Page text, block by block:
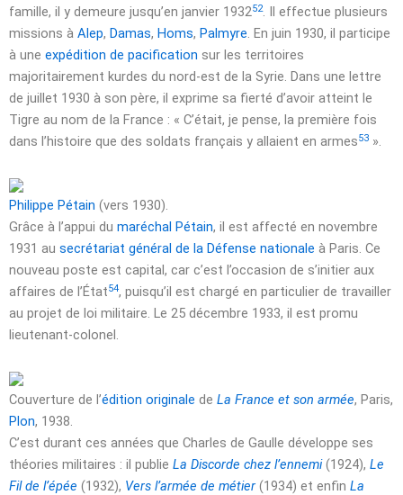
famille, il y demeure jusqu’en janvier 193252. Il effectue plusieurs
missions à Alep, Damas, Homs, Palmyre. En juin 1930, il participe
à une expédition de pacification sur les territoires
majoritairement kurdes du nord-est de la Syrie. Dans une lettre
de juillet 1930 à son père, il exprime sa fierté d’avoir atteint le
Tigre au nom de la France : « C’était, je pense, la première fois
dans l’histoire que des soldats français y allaient en armes53 ».
Philippe Pétain (vers 1930).
Grâce à l’appui du maréchal Pétain, il est affecté en novembre
1931 au secrétariat général de la Défense nationale à Paris. Ce
nouveau poste est capital, car c’est l’occasion de s’initier aux
affaires de l’État54, puisqu’il est chargé en particulier de travailler
au projet de loi militaire. Le 25 décembre 1933, il est promu
lieutenant-colonel.
Couverture de l’édition originale de La France et son armée, Paris,
Plon, 1938.
C’est durant ces années que Charles de Gaulle développe ses
théories militaires : il publie La Discorde chez l’ennemi(1924), Le
Fil de l’épée (1932), Vers l’armée de métier (1934) et enfin La